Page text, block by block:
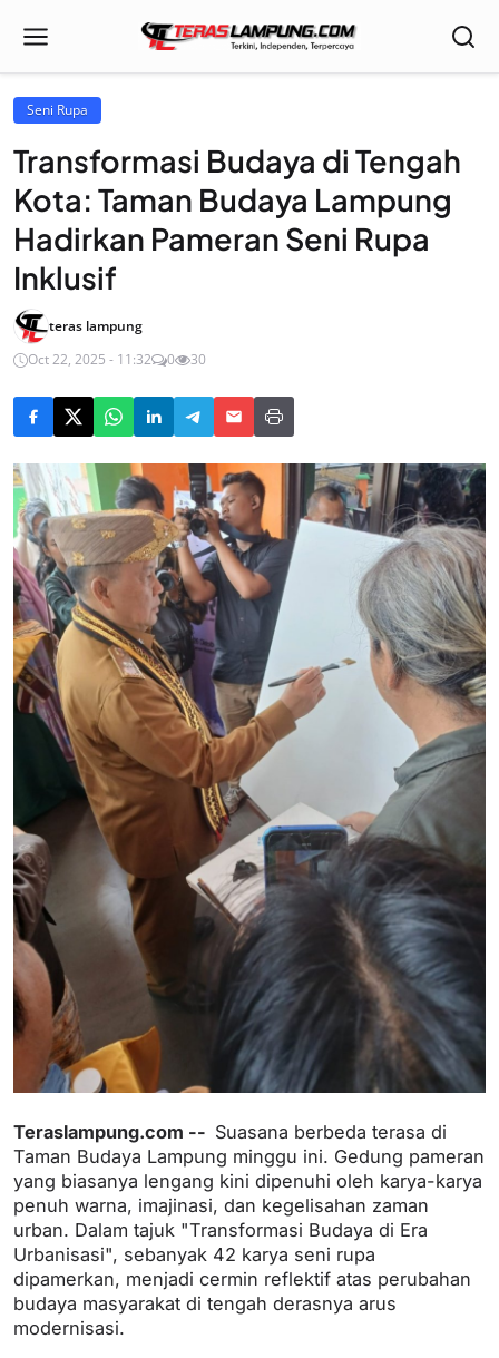
Seni Rupa
Transformasi Budaya di Tengah
Kota: Taman Budaya Lampung
Hadirkan Pameran Seni Rupa
Inklusif
teras lampung
Oct 22, 2025 - 11:32
0 30
Teraslampung.com -- Suasana berbeda terasa di
Taman Budaya Lampung minggu ini. Gedung pameran
yang biasanya lengang kini dipenuhi oleh karya-karya
penuh warna, imajinasi, dan kegelisahan zaman
urban. Dalam tajuk "Transformasi Budaya di Era
Urbanisasi", sebanyak 42 karya seni rupa
dipamerkan, menjadi cermin reflektif atas perubahan
budaya masyarakat di tengah derasnya arus
modernisasi.